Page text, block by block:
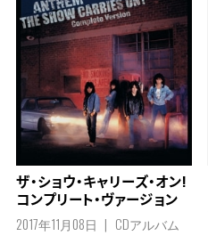
ザ・ショウ・キャリーズ・オン!
コンプリート・ヴァージョン
2017年11月08日 CDアルバム